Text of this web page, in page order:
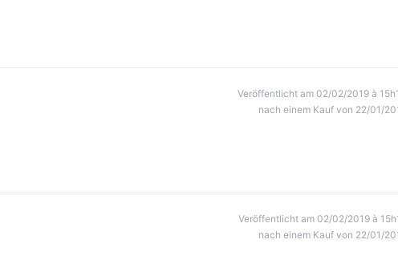
Veröffentlicht am 02/02/2019 à
nach einem Kauf von 22/01/
Veröffentlicht am 02/02/2019 à
nach einem Kauf von 22/01/